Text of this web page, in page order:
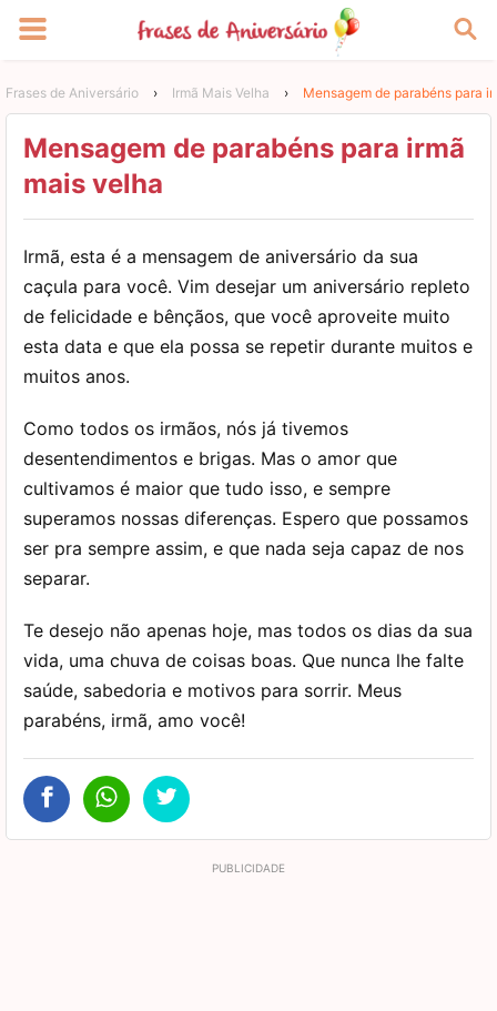
Frases de Aniversário › Irmã Mais Velha › Mensagem de parabéns para
Mensagem de parabéns para irmã
mais velha
Irmã, esta é a mensagem de aniversário da sua
caçula para você. Vim desejar um aniversário repleto
de felicidade e bênçãos, que você aproveite muito
esta data e que ela possa se repetir durante muitos e
muitos anos.
Como todos os irmãos, nós já tivemos
desentendimentos e brigas. Mas o amor que
cultivamos é maior que tudo isso, e sempre
superamos nossas diferenças. Espero que possamos
ser pra sempre assim, e que nada seja capaz de nos
separar.
Te desejo não apenas hoje, mas todos os dias da sua
vida, uma chuva de coisas boas. Que nunca lhe falte
saúde, sabedoria e motivos para sorrir. Meus
parabéns, irmã, amo você!